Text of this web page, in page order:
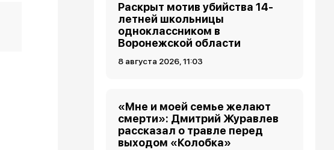
Раскрыт мотив убийства 14-
летней школьницы
одноклассником в
Воронежской области
8 августа 2026, 11:03
«Мне и моей семье желают
смерти»: Дмитрий Журавлев
рассказал о травле перед
выходом «Колобка»